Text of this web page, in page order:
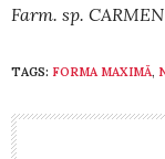
Farm. sp.
TAGS: FORMA MAXIMĂ,